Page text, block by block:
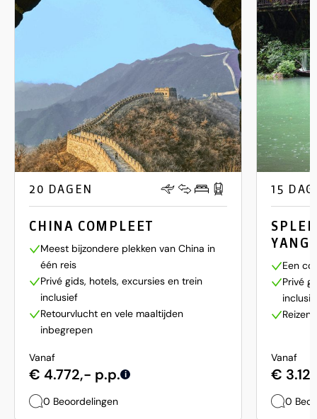
20 DAGEN
CHINA COMPLEET
Meest bijzondere plekken van China in
één reis
Privé gids, hotels, excursies en trein
inclusief
Retourvlucht en vele maaltijden
inbegrepen
Vanaf
€ 4.772,- p.p. i
0 Beoordelingen
15
Een
Privé
Reizen
Vanaf
€
0